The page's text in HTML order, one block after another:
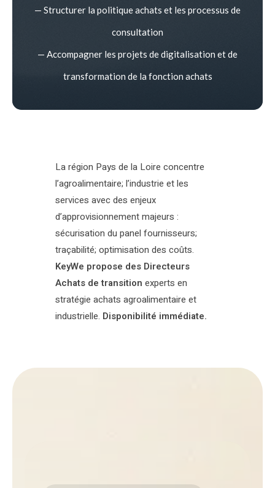
— Structurer la politique achats et les processus de
consultation
— Accompagner les projets de digitalisation et de
transformation de la fonction achats
La région Pays de la Loire concentre
l’agroalimentaire; l’industrie et les
services avec des enjeux
d’approvisionnement majeurs :
sécurisation du panel fournisseurs;
traçabilité; optimisation des coûts.
KeyWe propose des Directeurs
Achats de transition experts en
stratégie achats agroalimentaire et
industrielle. Disponibilité immédiate.